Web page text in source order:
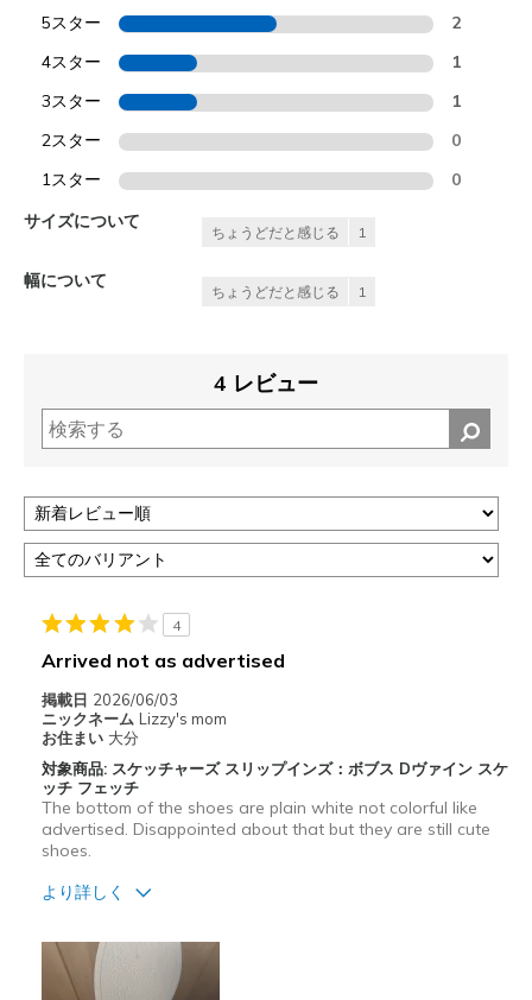
5スター 2
4スター 1
3スター 1
2スター 0
1スター 0
サイズについて
ちょうどだと感じる 1
幅について
ちょうどだと感じる 1
4 レビュー
4
Arrived not as advertised
掲載日 2026/06/03
ニックネーム Lizzy's mom
お住まい 大分
対象商品: スケッチャーズ スリップインズ：ボブス Dヴァイン スケ
ッチ フェッチ
The bottom of the shoes are plain white not colorful like
advertised. Disappointed about that but they are still cute
shoes.
より詳しく
デザイン